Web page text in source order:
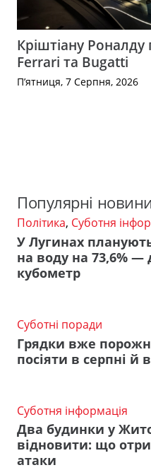
Кріштіану Роналду
Ferrari та Bugatti
П’ятниця, 7 Серпня, 2026
Популярні новини
Політика, Суботня
У Лугинах
на воду на 73,6% —
кубометр
Суботні поради
Грядки вже
посіяти в серпні й
Суботня інформація
Два будинки у
відновити: що
атаки